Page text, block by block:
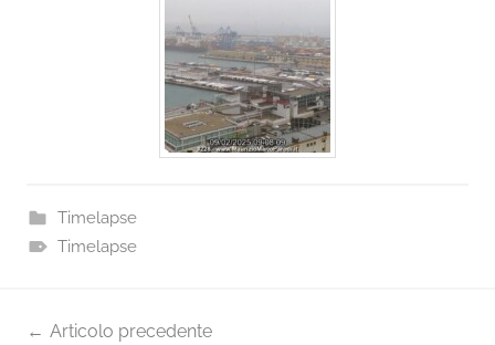
Timelapse
Timelapse
Articolo precedente